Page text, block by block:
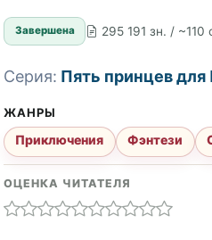
Завершена 295 191 зн. / ~110
Серия: Пять принцев для
ЖАНРЫ
Приключения Фэнтези
ОЦЕНКА ЧИТАТЕЛЯ